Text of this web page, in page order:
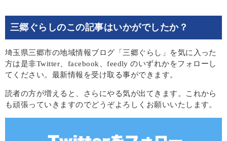
三郷ぐらしのこの記事はいかがでしたか？
埼玉県三郷市の地域情報ブログ「三郷ぐらし」を気に入った
方は是非Twitter、facebook、feedly のいずれかをフォローし
てください。最新情報を受け取る事ができます。
読者の方が増えると、さらにやる気が出てきます。これから
も頑張っていきますのでどうぞよろしくお願いいたします。